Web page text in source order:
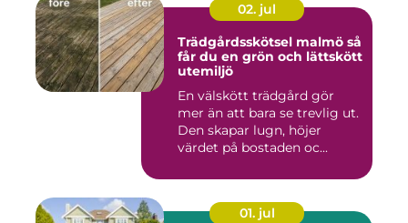
02. jul
Trädgårdsskötsel malmö så
får du en grön och lättskött
utemiljö
En välskött trädgård gör
mer än att bara se trevlig ut.
Den skapar lugn, höjer
värdet på bostaden oc...
01. jul